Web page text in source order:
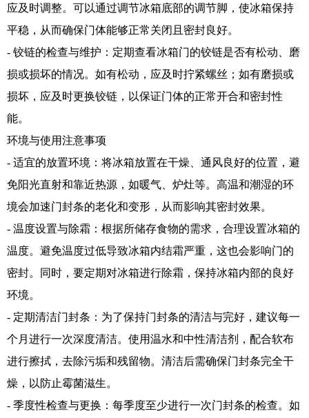
应及时调整。可以通过调节冰箱底部的调节脚，使冰箱保持
平稳，从而确保门体能够正常关闭且密封良好。
- 铰链的检查与维护：定期查看冰箱门的铰链是否有松动、磨
损或损坏的情况。如有松动，应及时拧紧螺丝；如有磨损或
损坏，应及时更换铰链，以保证门体的正常开合和密封性
能。
环境与使用注意事项
- 适宜的放置环境：将冰箱放置在干燥、通风良好的位置，避
免阳光直射和靠近热源，如暖气、炉灶等。高温和潮湿的环
境会加速门封条的老化和变形，从而影响其密封效果。
- 温度设置与除霜：根据所储存食物的需求，合理设置冰箱的
温度。避免温度过低导致冰箱内结霜严重，这也会影响门的
密封。同时，要定期对冰箱进行除霜，保持冰箱内部的良好
环境。
- 定期清洁门封条：为了保持门封条的清洁与完好，建议每一
个月进行一次深度清洁。使用温水和中性清洁剂，配合软布
进行擦拭，去除污垢和残留物。清洁后需确保门封条完全干
燥，以防止霉菌滋生。
- 季度性检查与更换：每季度至少进行一次门封条的检查。如